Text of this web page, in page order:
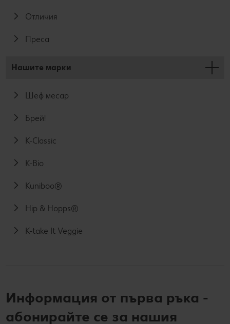
Отличия
Преса
Нашите марки
Шеф месар
Брей!
K-Classic
K-Bio
Kuniboo®
Hip & Hopps®
K-take It Veggie
Информация от първа ръка -
абонирайте се за нашия